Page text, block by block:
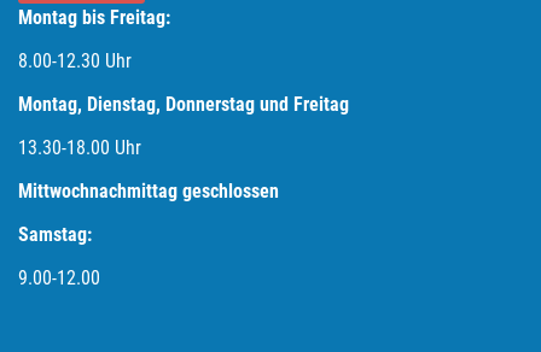
Montag bis Freitag:
8.00-12.30 Uhr
Montag, Dienstag, Donnerstag und Freitag
13.30-18.00 Uhr
Mittwochnachmittag geschlossen
Samstag:
9.00-12.00